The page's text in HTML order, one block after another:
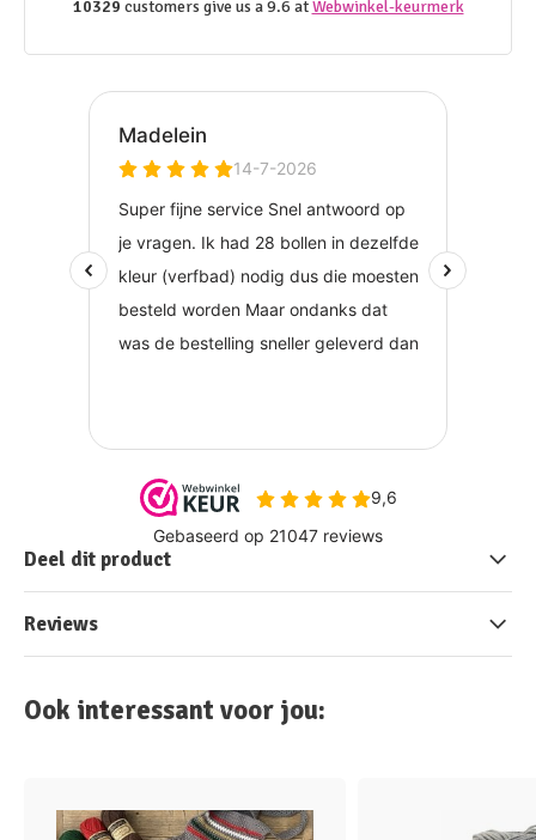
10329 customers give us a 9.6 atWebwinkel-keurmerk
Deel dit product
Reviews
Ook interessant voor jou: